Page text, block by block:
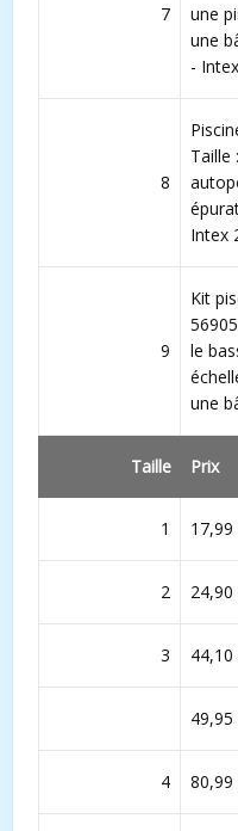
7
une
une
-
8
Taille
Intex
9
Kit
le
une
Taille Prix
1 17,99
2 24,90
3 44,10
49,95
4 80,99